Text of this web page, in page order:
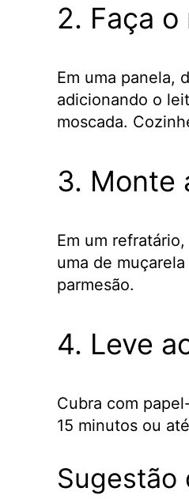
2. Faça
Em uma panela,
adicionando o
moscada.
3. Monte
Em um
uma de
parmesão.
4. Leve
Cubra com
15 minutos ou
Sugestão